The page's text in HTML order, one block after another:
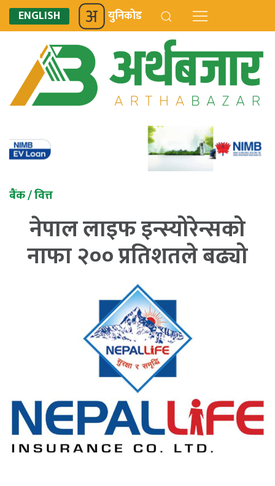
ENGLISH युनिकोड
बैंक / वित्त
नेपाल लाइफ इन्स्योरेन्सको
नाफा २०० प्रतिशतले बढ्यो